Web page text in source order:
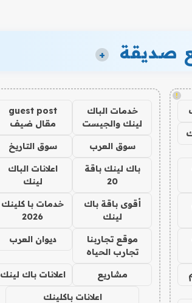
صديقة +
!
خدمات الباك
لينك والجيست
guest post
مقال ضيف
سوق العرب سوق التاريخ
باك لينك باقة
20
اعلانات الباك
لينك
أقوى باقة باك
لينك
خدمات با كلينك
2026
موقع تجاربنا
تجارب الحياه
ديوان العرب
مشاريع اعلانات باك لينك
اعلانات باكلينك